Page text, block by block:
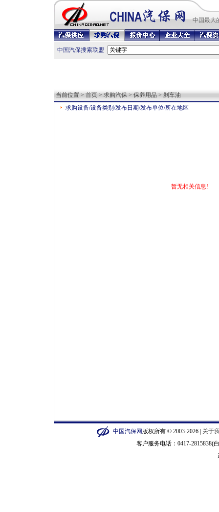
中国最大
中国汽保搜索联盟
当前位置 > 首页 > 求购汽保 > 保养用品 > 刹车油
求购设备/设备类别/发布日期/发布单位/所在地区
暂无相关信息!
中国汽保网版权所有 © 2003-2026 | 关于
客户服务电话：0417-